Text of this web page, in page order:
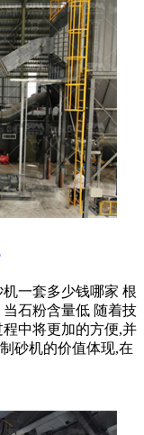
一套多少钱哪家 根
石粉含量低 随着技
中将更加的方便,并
砂机的价值体现,在